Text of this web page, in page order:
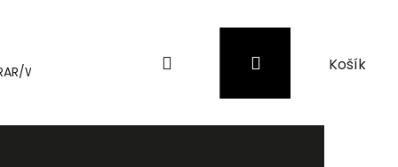
WinRAR Záložní zdroje (UPS) a přepěťové
PřihlášeníNákupní
košík